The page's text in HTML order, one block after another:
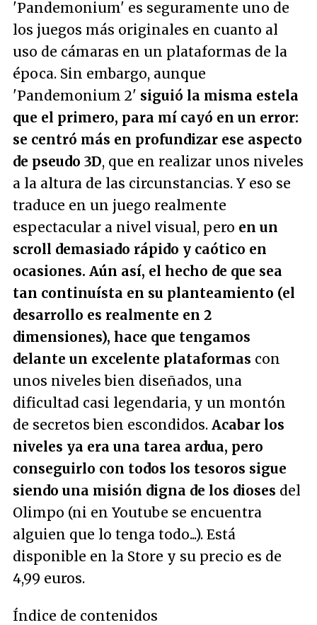
'Pandemonium' es seguramente uno de
los juegos más originales en cuanto al
uso de cámaras en un plataformas de la
época. Sin embargo, aunque
'Pandemonium 2' siguió la misma estela
que el primero, para mí cayó en un error:
se centró más en profundizar ese aspecto
de pseudo 3D, que en realizar unos niveles
a la altura de las circunstancias. Y eso se
traduce en un juego realmente
espectacular a nivel visual, pero en un
scroll demasiado rápido y caótico en
ocasiones. Aún así, el hecho de que sea
tan continuísta en su planteamiento (el
desarrollo es realmente en 2
dimensiones), hace que tengamos
delante un excelente plataformas con
unos niveles bien diseñados, una
dificultad casi legendaria, y un montón
de secretos bien escondidos. Acabar los
niveles ya era una tarea ardua, pero
conseguirlo con todos los tesoros sigue
siendo una misión digna de los dioses del
Olimpo (ni en Youtube se encuentra
alguien que lo tenga todo...). Está
disponible en la Store y su precio es de
4,99 euros.
Índice de contenidos